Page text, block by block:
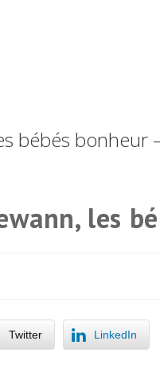
bébés
les
Twitter LinkedIn